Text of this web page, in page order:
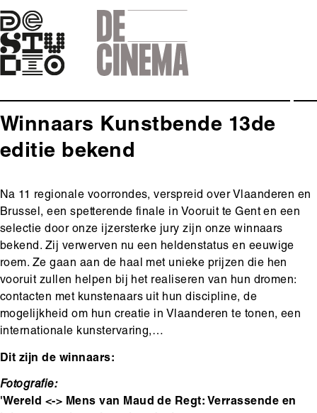
Skip
to
main
navigation
Winnaars Kunstbende 13de
editie bekend
Body
Na 11 regionale voorrondes, verspreid over Vlaanderen en
Brussel, een spetterende finale in Vooruit te Gent en een
selectie door onze ijzersterke jury zijn onze winnaars
bekend. Zij verwerven nu een heldenstatus en eeuwige
roem. Ze gaan aan de haal met unieke prijzen die hen
vooruit zullen helpen bij het realiseren van hun dromen:
contacten met kunstenaars uit hun discipline, de
mogelijkheid om hun creatie in Vlaanderen te tonen, een
internationale kunstervaring,…
Dit zijn de winnaars:
Fotografie:
'Wereld <-> Mens van Maud de Regt: Verrassende en